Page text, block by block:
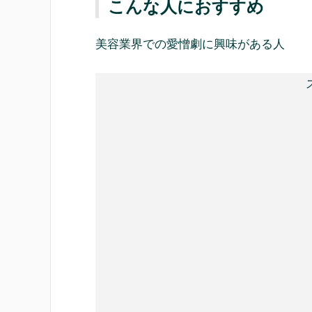
こんな人におすすめ
美容業界での愛憎劇に興味がある人